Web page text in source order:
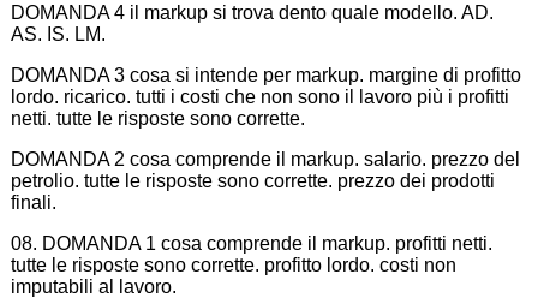
DOMANDA 4 il markup si trova dento quale modello. AD.
AS. IS. LM.
DOMANDA 3 cosa si intende per markup. margine di profitto
lordo. ricarico. tutti i costi che non sono il lavoro più i profitti
netti. tutte le risposte sono corrette.
DOMANDA 2 cosa comprende il markup. salario. prezzo del
petrolio. tutte le risposte sono corrette. prezzo dei prodotti
finali.
08. DOMANDA 1 cosa comprende il markup. profitti netti.
tutte le risposte sono corrette. profitto lordo. costi non
imputabili al lavoro.